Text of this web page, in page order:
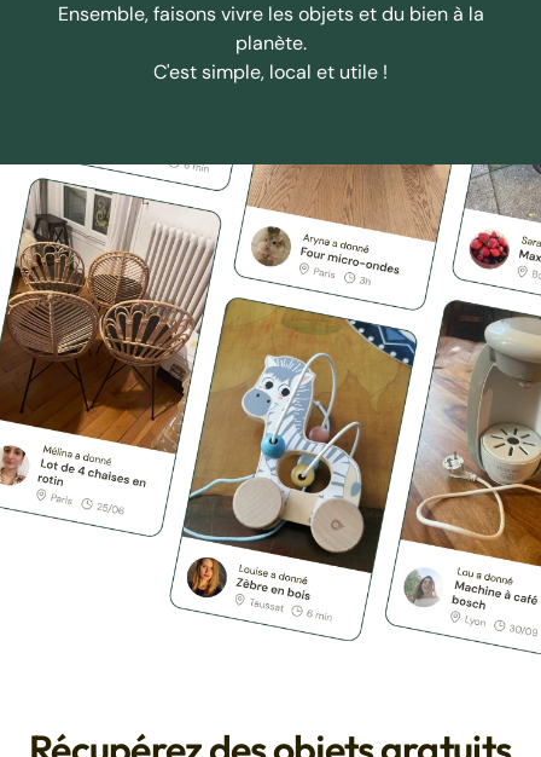
Ensemble, faisons vivre les objets et du bien à la
planète.
C'est simple, local et utile !